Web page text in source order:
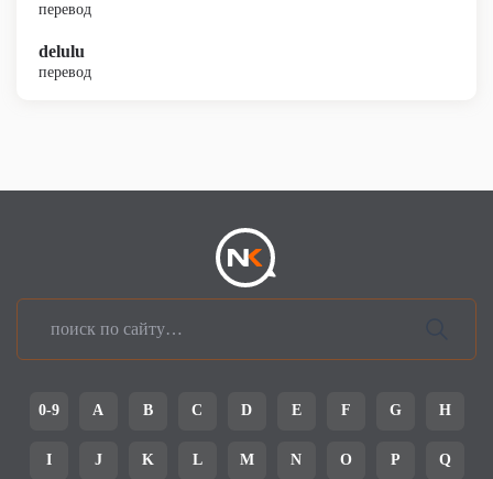
перевод
delulu
перевод
0-9 A B C D E F G H
I J K L M N O P Q